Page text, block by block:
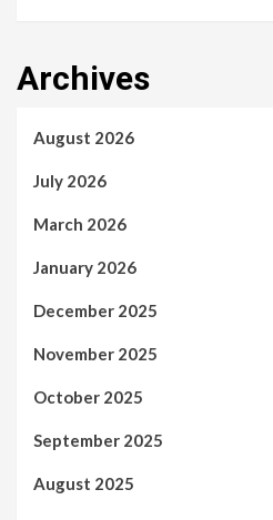
Archives
August 2026
July 2026
March 2026
January 2026
December 2025
November 2025
October 2025
September 2025
August 2025